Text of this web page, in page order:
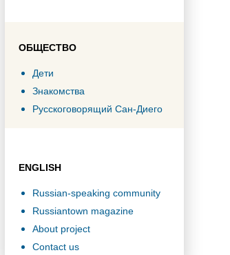
ОБЩЕСТВО
Дети
Знакомства
Русскоговорящий Сан-Диего
ENGLISH
Russian-speaking community
Russiantown magazine
About project
Contact us